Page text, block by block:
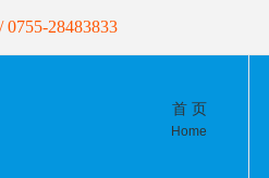
28483833
首 页
Home